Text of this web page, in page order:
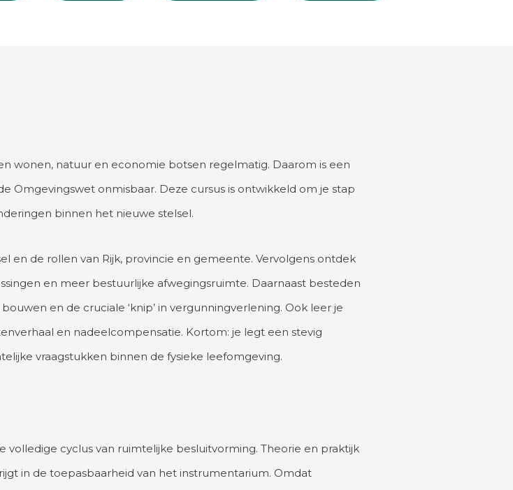
wonen, natuur en economie botsen regelmatig. Daarom is een
Omgevingswet onmisbaar. Deze cursus is ontwikkeld om je stap
binnen het nieuwe stelsel.
en de rollen van Rijk, provincie en gemeente. Vervolgens ontdek
en meer bestuurlijke afwegingsruimte. Daarnaast besteden
en de cruciale ‘knip’ in vergunningverlening. Ook leer je
en nadeelcompensatie. Kortom: je legt een stevig
vraagstukken binnen de fysieke leefomgeving.
volledige cyclus van ruimtelijke besluitvorming. Theorie en praktijk
in de toepasbaarheid van het instrumentarium. Omdat